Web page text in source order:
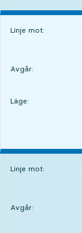
Linje mot:
Avgår:
Läge:
LÄGE,
,
Linje mot:
Avgår: